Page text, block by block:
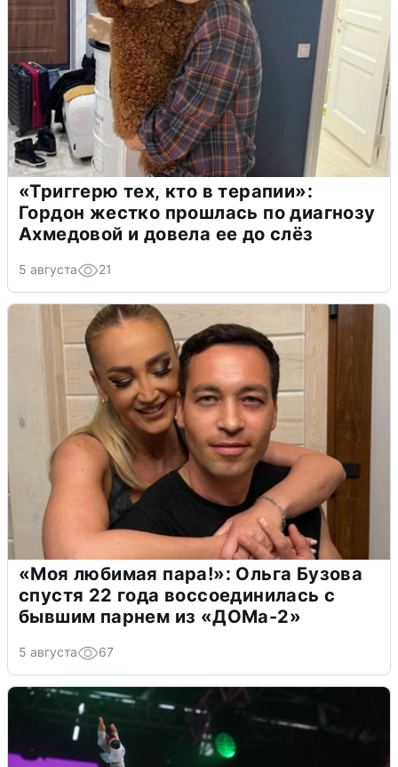
«Триггерю тех, кто в терапии»:
Гордон жестко прошлась по диагнозу
Ахмедовой и довела ее до слёз
5 августа 21
«Моя любимая пара!»: Ольга Бузова
спустя 22 года воссоединилась с
бывшим парнем из «ДОМа-2»
5 августа 67